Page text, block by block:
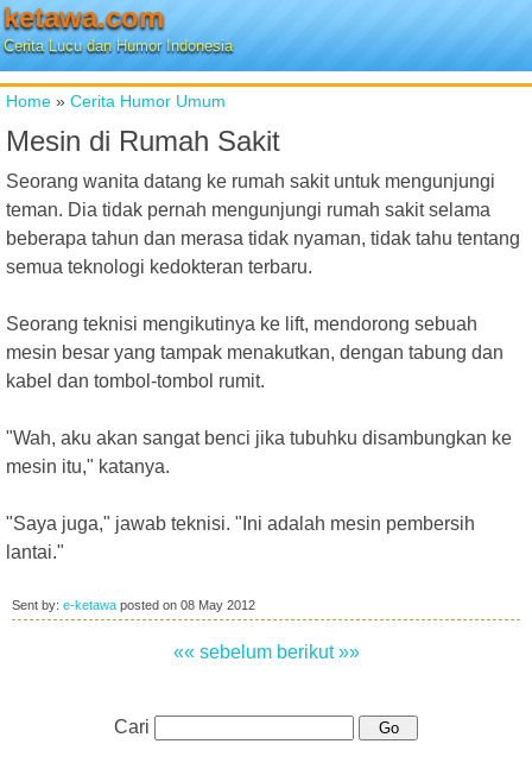
ketawa.com
Cerita Lucu dan Humor Indonesia
Home » Cerita Humor Umum
Mesin di Rumah Sakit
Seorang wanita datang ke rumah sakit untuk mengunjungi
teman. Dia tidak pernah mengunjungi rumah sakit selama
beberapa tahun dan merasa tidak nyaman, tidak tahu tentang
semua teknologi kedokteran terbaru.
Seorang teknisi mengikutinya ke lift, mendorong sebuah
mesin besar yang tampak menakutkan, dengan tabung dan
kabel dan tombol-tombol rumit.
"Wah, aku akan sangat benci jika tubuhku disambungkan ke
mesin itu," katanya.
"Saya juga," jawab teknisi. "Ini adalah mesin pembersih
lantai."
Sent by: e-ketawa posted on 08 May 2012
«« sebelum berikut »»
Cari